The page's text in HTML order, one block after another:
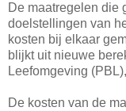
De maatregelen die
doelstellingen van
kosten bij elkaar
blijkt uit nieuwe
Leefomgeving
De kosten van de